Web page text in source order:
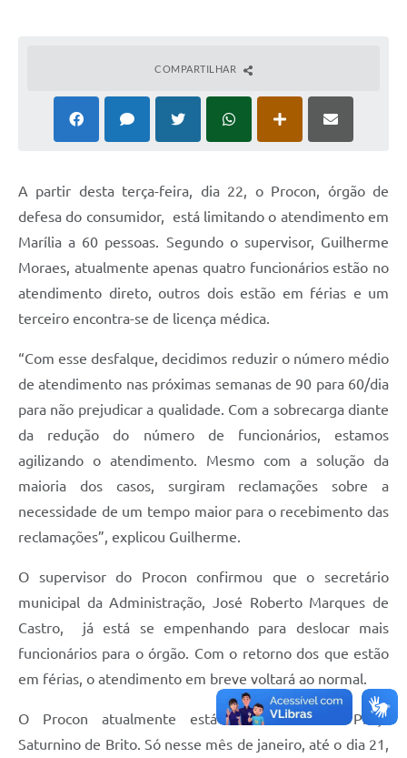
COMPARTILHAR
A partir desta terça-feira, dia 22, o Procon, órgão de
defesa do consumidor, está limitando o atendimento em
Marília a 60 pessoas. Segundo o supervisor, Guilherme
Moraes, atualmente apenas quatro funcionários estão no
atendimento direto, outros dois estão em férias e um
terceiro encontra-se de licença médica.
“Com esse desfalque, decidimos reduzir o número médio
de atendimento nas próximas semanas de 90 para 60/dia
para não prejudicar a qualidade. Com a sobrecarga diante
da redução do número de funcionários, estamos
agilizando o atendimento. Mesmo com a solução da
maioria dos casos, surgiram reclamações sobre a
necessidade de um tempo maior para o recebimento das
reclamações”, explicou Guilherme.
O supervisor do Procon confirmou que o secretário
municipal da Administração, José Roberto Marques de
Castro, já está se empenhando para deslocar mais
funcionários para o órgão. Com o retorno dos que estão
em férias, o atendimento em breve voltará ao normal.
O Procon atualmente está funcionando na Praça
Saturnino de Brito. Só nesse mês de janeiro, até o dia 21,